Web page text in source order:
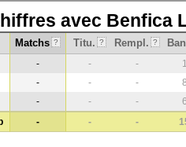
avec Benfica
Matchs ? Titu. ? Rempl. ?
- - -
- - -
- - -
- - -